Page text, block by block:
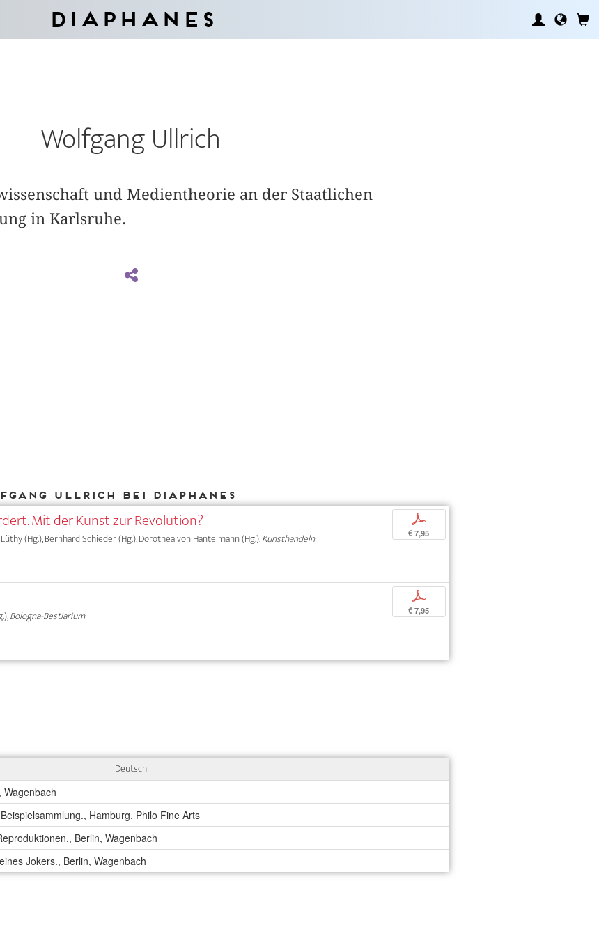
Diaphanes
Wolfgang Ullrich
und Medientheorie an der Staatlichen
in Karlsruhe.
Ullrich bei DIAPHANES
Mit der Kunst zur Revolution?
(Hg.), Bernhard Schieder (Hg.), Dorothea von Hantelmann (Hg.),Kunsthandeln
p
€ 7,95
Bologna-Bestiarium
p
€ 7,95
Deutsch
Hamburg, Philo Fine Arts
Berlin, Wagenbach
Jokers., Berlin, Wagenbach